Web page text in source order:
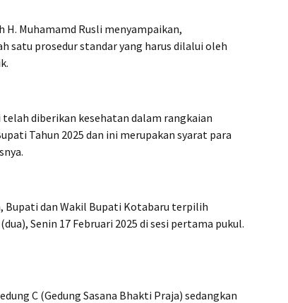
Muhamamd Rusli menyampaikan,
satu prosedur standar yang harus dilalui oleh
diberikan kesehatan dalam rangkaian
Tahun 2025 dan ini merupakan syarat para
Bupati dan Wakil Bupati Kotabaru terpilih
Senin 17 Februari 2025 di sesi pertama pukul.
C (Gedung Sasana Bhakti Praja) sedangkan